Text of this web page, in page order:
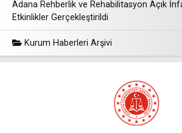
Adana Rehberlik ve Rehabilitasyon Açık
Etkinlikler Gerçekleştirildi
Kurum Haberleri Arşivi